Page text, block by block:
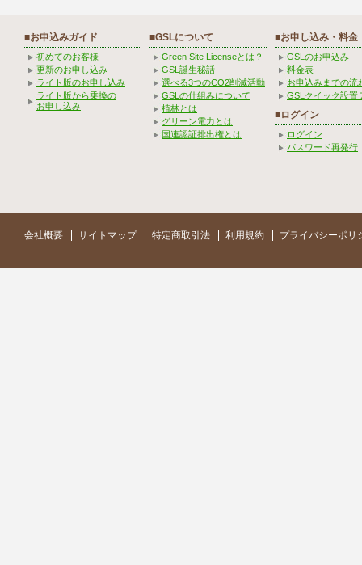
■お申込みガイド
初めてのお客様
更新のお申し込み
ライト版のお申し込み
ライト版から乗換の
お申し込み
■GSLについて
Green Site Licenseとは？
GSL誕生秘話
選べる3つのCO2削減活動
GSLの仕組みについて
植林とは
グリーン電力とは
国連認証排出権とは
■お申し込み・料金
GSLのお申込み
料金表
お申込みまでの流
GSLクイック設置
■ログイン
ログイン
パスワード再発行
会社概要 サイトマップ 特定商取引法 利用規約 プライバシーポリ